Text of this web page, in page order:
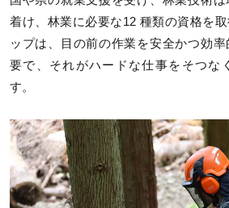
着け、林業に必要な12 種類の資格を
ップは、目の前の作業を安全かつ効
要で、それがハードな仕事をそつな
す。